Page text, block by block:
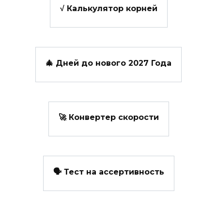
√ Калькулятор корней
🎄 Дней до нового 2027 Года
🚀 Конвертер скорости
🗣️ Тест на ассертивность